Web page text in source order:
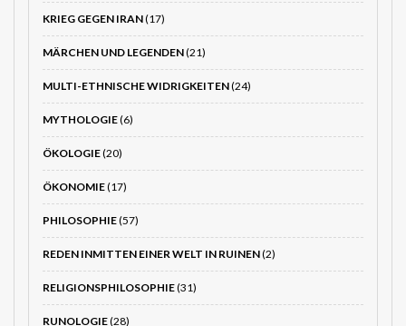
KRIEG GEGEN IRAN(17)
MÄRCHEN UND LEGENDEN(21)
MULTI-ETHNISCHE WIDRIGKEITEN(24)
MYTHOLOGIE(6)
ÖKOLOGIE(20)
ÖKONOMIE(17)
PHILOSOPHIE(57)
REDEN INMITTEN EINER WELT IN RUINEN(2)
RELIGIONSPHILOSOPHIE(31)
RUNOLOGIE(28)